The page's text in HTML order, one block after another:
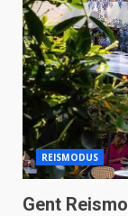
REISMODUS
Gent